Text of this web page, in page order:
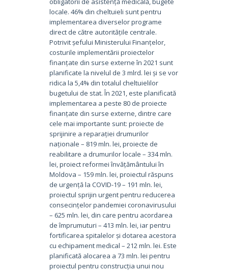
locale. 46% din cheltuieli sunt pentru
implementarea diverselor programe
direct de către autoritățile centrale.
Potrivit șefului Ministerului Finanțelor,
costurile implementării proiectelor
finanțate din surse externe în 2021 sunt
planificate la nivelul de 3 mlrd. lei și se vor
ridica la 5,4% din totalul cheltuielilor
bugetului de stat. În 2021, este planificată
implementarea a peste 80 de proiecte
finanțate din surse externe, dintre care
cele mai importante sunt: ​​proiecte de
sprijinire a reparației drumurilor
naționale – 819 mln. lei, proiecte de
reabilitare a drumurilor locale – 334 mln.
lei, proiect reformei învățământului în
Moldova – 159 mln. lei, proiectul răspuns
de urgență la COVID-19 – 191 mln. lei,
proiectul sprijin urgent pentru reducerea
consecințelor pandemiei coronavirusului
– 625 mln. lei, din care pentru acordarea
de împrumuturi – 413 mln. lei, iar pentru
fortificarea spitalelor și dotarea acestora
cu echipament medical – 212 mln. lei. Este
planificată alocarea a 73 mln. lei pentru
proiectul pentru construcția unui nou